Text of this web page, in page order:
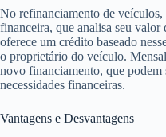
No refinanciamento de veículos,
financeira, que analisa seu
oferece um crédito baseado
o proprietário do veículo.
novo financiamento, que podem
necessidades financeiras.
Vantagens e Desvantagens